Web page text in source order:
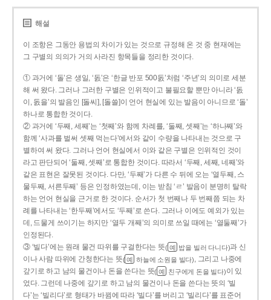
해설
이 조항은 그동안 용법의 차이가 있는 것으로 규정해 온 것 중 현재에는
그 구별의 의의가 거의 사라진 항목들을 정리한 것이다.
① 과거에 ‘돌’은 생일, ‘돐’은 ‘한글 반포 500돐’처럼 ‘주년’의 의미로 세분
해 써 왔다. 그러나 그러한 구별은 인위적이고 불필요할 뿐만 아니라 ‘돐
이, 돐을’의 발음인 [돌씨], [돌쓸]이 언어 현실에 있는 발음이 아니므로 ‘돌’
하나로 통합한 것이다.
② 과거에 ‘두째, 세째’는 ‘첫째’와 함께 차례를, ‘둘째, 셋째’는 ‘하나째’와
함께 ‘사과를 벌써 셋째 먹는다’에서와 같이 수량을 나타내는 것으로 구
별하여 써 왔다. 그러나 언어 현실에서 이와 같은 구별은 인위적인 것이
라고 판단되어 ‘둘째, 셋째’로 통합한 것이다. 따라서 ‘두째, 세째, 네째’와
같은 표현은 잘못된 것이다. 다만, ‘두째’가 다른 수 뒤에 오는 ‘열두째, 스
물두째, 서른두째’ 등은 인정하였는데, 이는 받침 ‘ㄹ’ 발음이 분명히 탈락
하는 언어 현실을 근거로 한 것이다. 순서가 첫 번째나 두 번째쯤 되는 차
례를 나타내는 ‘한두째’에서도 ‘두째’로 쓴다. 그러나 이에도 예외가 있는
데, 드물게 쓰이기는 하지만 ‘열두 개째’의 의미로 쓰일 때에는 ‘열둘째’가
인정된다.
③ ‘빌다’에는 원래 물건 따위를 구걸한다는 뜻( 예 밥을 빌러 다니다)과 신
이나 사람 따위에 간청한다는 뜻( 예 하늘에 소원을 빌다), 그리고 나중에
갚기로 하고 남의 물건이나 돈을 쓴다는 뜻( 예 친구에게 돈을 빌다)이 있
었다. 그런데 나중에 갚기로 하고 남의 물건이나 돈을 쓴다는 뜻의 ‘빌
다’는 ‘빌리다’로 형태가 바뀜에 따라 ‘빌다’를 버리고 ‘빌리다’를 표준어